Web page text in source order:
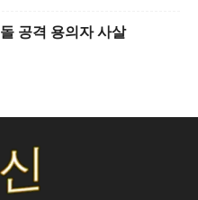
공격 용의자 사살